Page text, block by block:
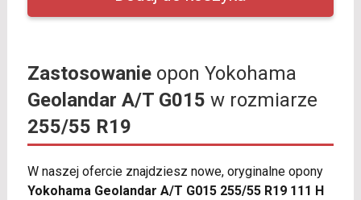
Zastosowanieopon Yokohama
Geolandar A/T G015 w rozmiarze
255/55 R19
W naszej ofercie znajdziesz nowe, oryginalne opony
Yokohama Geolandar A/T G015 255/55 R19 111 H